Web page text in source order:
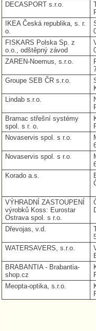
DECASPORT s.r.o.
IKEA Česká republika, s. r.
o.
FISKARS Polska Sp. z
o.o., odštěpný závod
ZAREN-Noemus, s.r.o.
Groupe SEB ČR s.r.o.
Lindab s.r.o.
Bramac střešní systémy
spol. s r. o.
Novaservis spol. s r.o.
Novaservis spol. s r.o.
Korado a.s.
VÝHRADNÍ ZASTOUPENÍ
výrobků Koss: Eurostar
Ostrava spol. s r.o.
Dřevojas, v.d.
WATERSAVERS, s.r.o.
BRABANTIA - Brabantia-
shop.cz
Meopta-optika, s.r.o.